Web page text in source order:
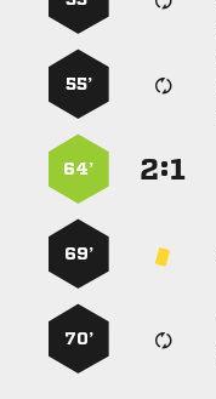
55’
:
64’
69’
70’